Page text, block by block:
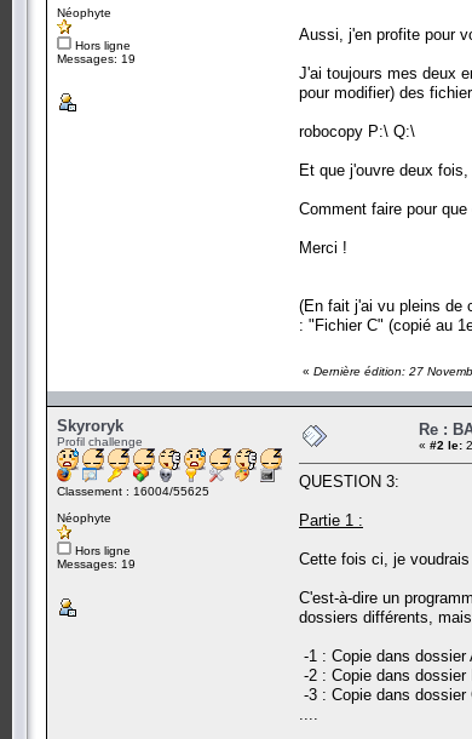
Néophyte
Hors ligne
Messages: 19
Aussi, j'en profite pour
J'ai toujours mes deux
pour modifier) des
robocopy P:\ Q:\
Et que j'ouvre deux
Comment faire pour
Merci !
(En fait j'ai vu pleins de
: "Fichier C" (copié au
« Dernière édition: 27
Skyroryk
Profil challenge
Classement : 16004/55625
Néophyte
Hors ligne
Messages: 19
Re :
« #2 le:
QUESTION 3:
Partie 1 :
Cette fois ci, je
C'est-à-dire un
dossiers différents,
-1 : Copie dans dossier
-2 : Copie dans dossier
-3 : Copie dans dossier